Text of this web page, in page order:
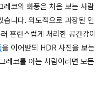
레코의 화풍은 처음 보는 사람
니다. 의도적으로 과장된 인
혼란스럽게 처리한 공간감이
을 이어받되 HDR 사진을 보는
레코를 아는 사람이라면 모든